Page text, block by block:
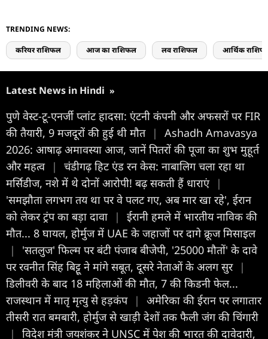
TRENDING NEWS:
करियर राशिफल आज का राशिफल लव राशिफल आर्थिक
Latest News in Hindi »
पुणे वेस्ट-टू-एनर्जी प्लांट हादसा: एंटनी कंपनी और अफसरों पर FIR
की तैयारी, 9 मजदूरों की हुई थी मौत |
Ashadh Amavasya
2026: आषाढ़ अमावस्या आज, जानें पितरों की पूजा का शुभ मुहूर्त
और महत्व |
चंडीगढ़ हिट एंड रन केस: नाबालिग चला रहा था
मर्सिडीज, नशे में थे दोनों आरोपी! बढ़ सकती हैं धाराएं |
'समझौता लगभग तय था पर वे पलट गए, अब मार खा रहे', ईरान
को लेकर ट्रंप का बड़ा दावा
|
ईरानी हमले में भारतीय नाविक की
मौत... 8 घायल, होर्मुज में UAE के जहाजों पर दागे क्रूज मिसाइल
|
'सतलुज' फिल्म पर बंटी पंजाब बीजेपी, '25000 मौतों' के दावे
पर रवनीत सिंह बिट्टू ने मांगे सबूत, दूसरे नेताओं के अलग सुर |
डिलीवरी के बाद 18 महिलाओं की मौत, 7 की किडनी फेल...
राजस्थान में मातृ मृत्यु से हड़कंप |
अमेरिका की ईरान पर लगातार
तीसरी रात बमबारी, होर्मुज से खाड़ी देशों तक फैली जंग की चिंगारी
|
विदेश मंत्री जयशंकर ने UNSC में पेश की भारत की दावेदारी,